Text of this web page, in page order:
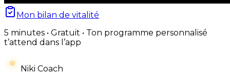
Mon bilan de vitalité
5 minutes • Gratuit • Ton programme personnalisé
t’attend dans l’app
Niki Coach